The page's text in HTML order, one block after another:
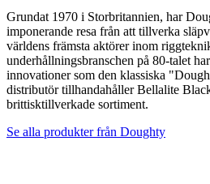
Grundat 1970 i Storbritannien, har
imponerande resa från att tillverka
världens främsta aktörer inom
underhållningsbranschen på 80-talet
innovationer som den klassiska
distributör tillhandahåller Bellalite
brittisktillverkade sortiment.
Se alla produkter från Doughty